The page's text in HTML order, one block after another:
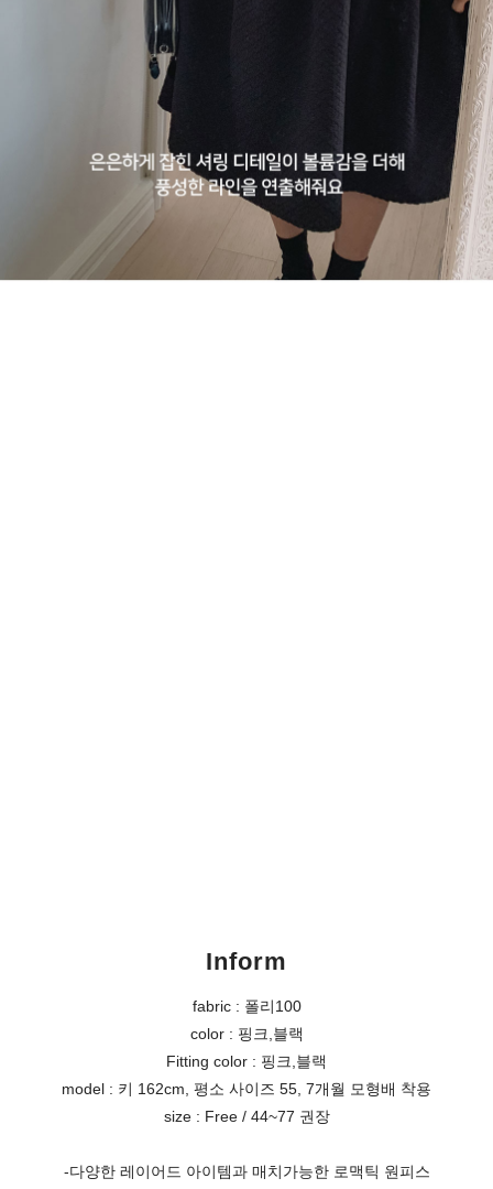
Inform
fabric : 폴리100
color : 핑크,블랙
Fitting color : 핑크,블랙
model : 키 162cm, 평소 사이즈 55, 7개월 모형배 착용
size : Free / 44~77 권장
-다양한 레이어드 아이템과 매치가능한 로맥틱 원피스